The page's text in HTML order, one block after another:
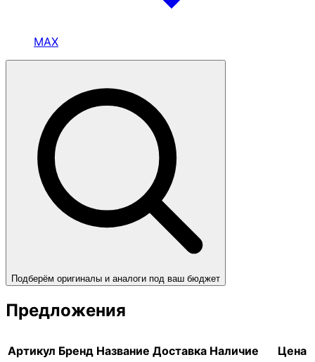
MAX
Подберём оригиналы и аналоги под ваш бюджет
Предложения
Артикул Бренд Название Доставка Наличие Цена